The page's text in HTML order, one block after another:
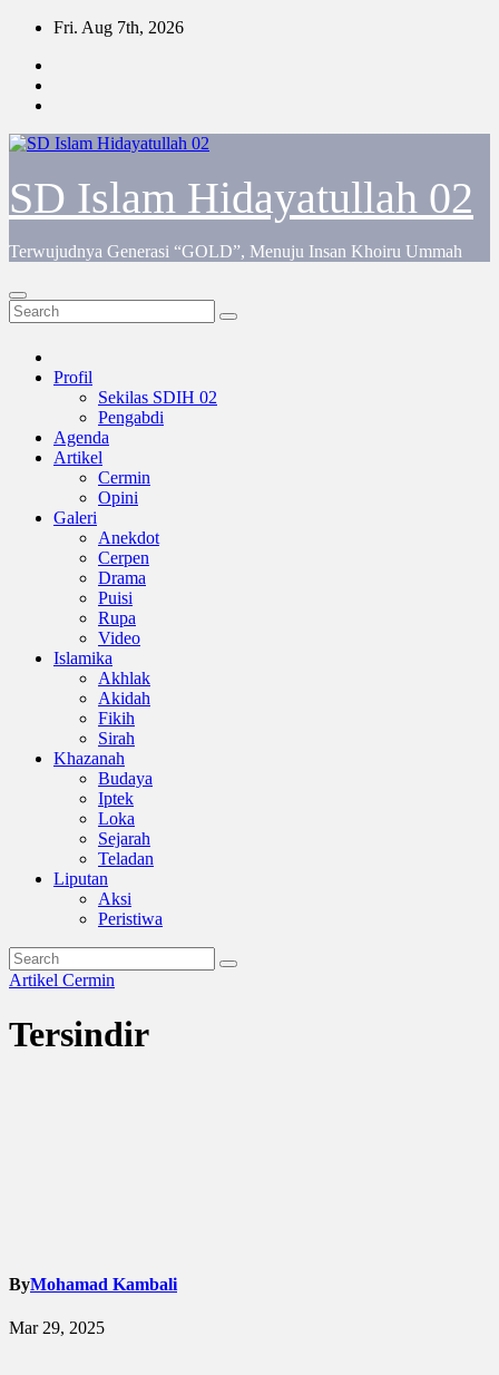
Skip
content
Fri. Aug 7th, 2026
SD Islam Hidayatullah 02
Terwujudnya Generasi “GOLD”, Menuju Insan Khoiru Ummah
Profil
Sekilas SDIH 02
Pengabdi
Agenda
Artikel
Cermin
Opini
Galeri
Anekdot
Cerpen
Drama
Puisi
Rupa
Video
Islamika
Akhlak
Akidah
Fikih
Sirah
Khazanah
Budaya
Iptek
Loka
Sejarah
Teladan
Liputan
Aksi
Peristiwa
Artikel Cermin
Tersindir
ByMohamad Kambali
Mar 29, 2025